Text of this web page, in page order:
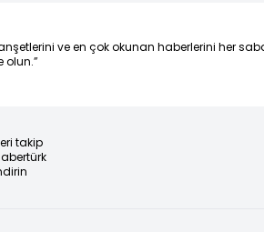
ve en çok okunan haberlerini her
olun.”
takip